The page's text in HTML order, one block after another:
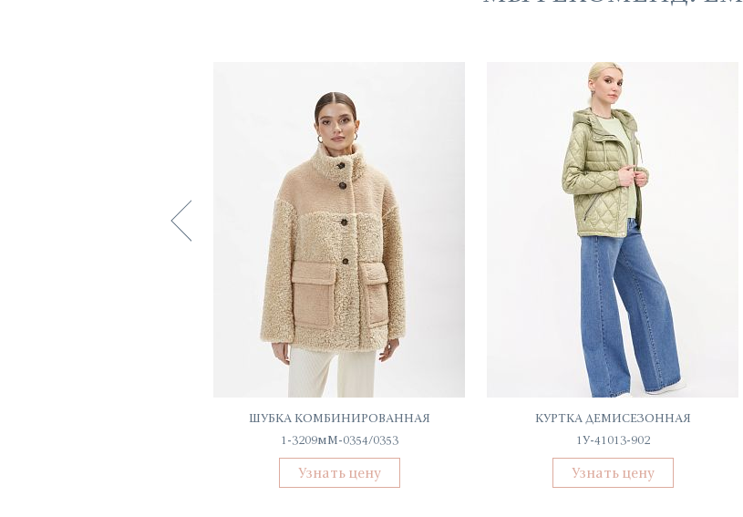
ШУБКА КОМБИНИРОВАННАЯ
1-3209мМ-0354/0353
Узнать цену
КУРТКА ДЕМИСЕЗОННАЯ
1У-41013-902
Узнать цену